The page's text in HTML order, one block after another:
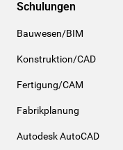
Schulungen
Bauwesen/BIM
Konstruktion/CAD
Fertigung/CAM
Fabrikplanung
Autodesk AutoCAD